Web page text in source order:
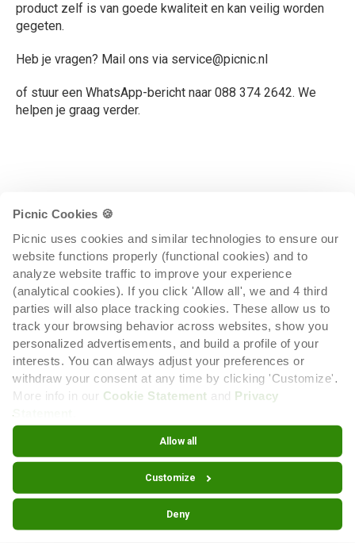
Picnic Cookies 🍪
Picnic uses cookies and similar technologies to ensure our
website functions properly (functional cookies) and to
analyze website traffic to improve your experience
(analytical cookies). If you click 'Allow all', we and 4 third
parties will also place tracking cookies. These allow us to
track your browsing behavior across websites, show you
personalized advertisements, and build a profile of your
interests. You can always adjust your preferences or
withdraw your consent at any time by clicking 'Customize'.
More info in our Cookie Statement and Privacy
Statement
Allow all
Customize
Deny
product zelf is van goede kwaliteit en kan veilig worden
gegeten.
Heb je vragen? Mail ons via service@picnic.nl
of stuur een WhatsApp-bericht naar 088 374 2642. We
helpen je graag verder.
Dodoni Halloumi 225 gram
Bij dit product is helaas een fout gemaakt, waardoor de
informatie niet in het Nederlands op het etiket staat.
De ingrediënten zijn te vinden in de Picnic app.